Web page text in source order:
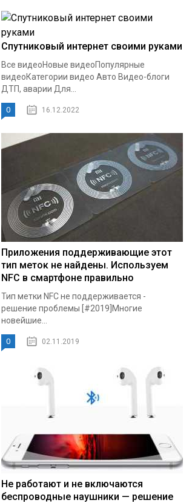
Спутниковый интернет своими руками
Все видеоНовые видеоПопулярные
видеоКатегории видео Авто Видео-блоги
ДТП, аварии Для...
0 16.12.2022
Приложения поддерживающие этот
тип меток не найдены. Используем
NFC в смартфоне правильно
Тип метки NFC не поддерживается -
решение проблемы [#2019]Многие
новейшие...
0 02.11.2019
Не работают и не включаются
беспроводные наушники — решение